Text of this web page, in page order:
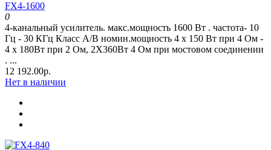
FX4-1600
0
4-канальный усилитель. макс.мощность 1600 Вт . частота- 10
Гц - 30 КГц Класс А/В номин.мощность 4 x 150 Вт при 4 Oм -
4 x 180Вт при 2 Oм, 2Х360Вт 4 Ом при мостовом соединении
. ...
12 192.00р.
Нет в наличии